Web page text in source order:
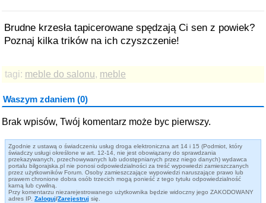
Brudne krzesła tapicerowane spędzają Ci sen z powiek?
Poznaj kilka trików na ich czyszczenie!
tagi: meble do salonu, meble
Waszym zdaniem (0)
Brak wpisów, Twój komentarz może byc pierwszy.
Zgodnie z ustawą o świadczeniu usług droga elektroniczna art 14 i 15 (Podmiot, który
świadczy usługi określone w art. 12-14, nie jest obowiązany do sprawdzania
przekazywanych, przechowywanych lub udostępnianych przez niego danych) wydawca
portalu bilgorajska.pl nie ponosi odpowiedzialności za treść wypowiedzi zamieszczanych
przez użytkowników Forum. Osoby zamieszczające wypowiedzi naruszające prawo lub
prawem chronione dobra osób trzecich mogą ponieść z tego tytułu odpowiedzialność
karną lub cywilną.
Przy komentarzu niezarejestrowanego użytkownika będzie widoczny jego ZAKODOWANY
adres IP. Zaloguj/Zarejestruj się.